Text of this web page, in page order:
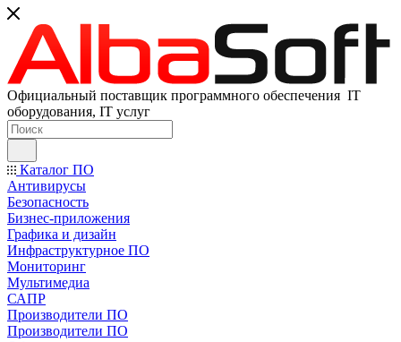
Официальный поставщик программного обеспечения IT
оборудования, IT услуг
Каталог ПО
Антивирусы
Безопасность
Бизнес-приложения
Графика и дизайн
Инфраструктурное ПО
Мониторинг
Мультимедиа
САПР
Производители ПО
Производители ПО